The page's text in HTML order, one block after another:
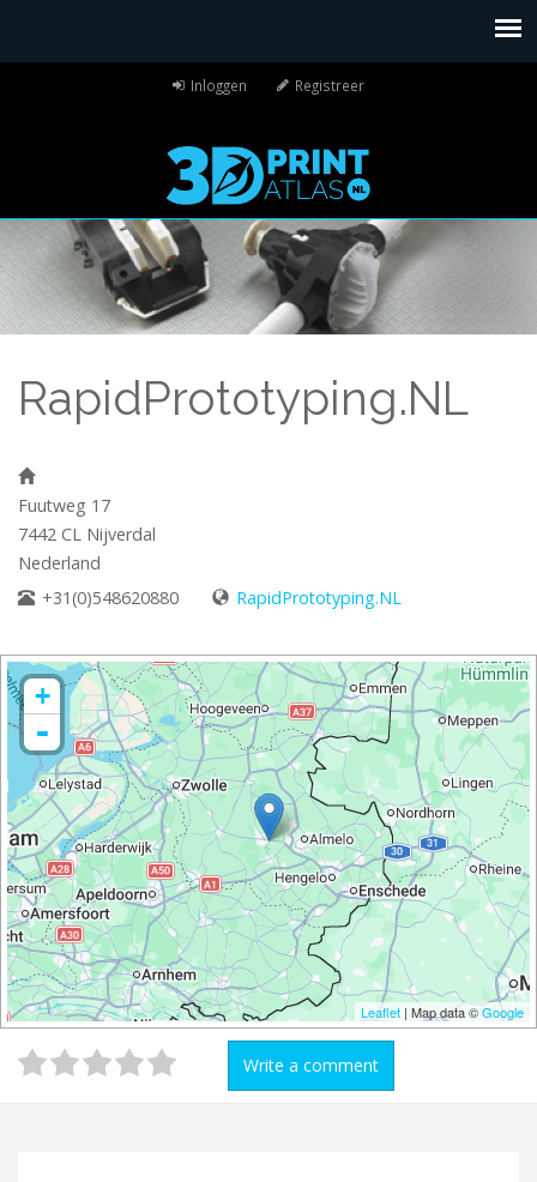
Inloggen Registreer
RapidPrototyping.NL
Fuutweg 17
7442 CL Nijverdal
Nederland
+31(0)548620880
RapidPrototyping.NL
+
-
Leaflet | Map data ©Google
Write a comment